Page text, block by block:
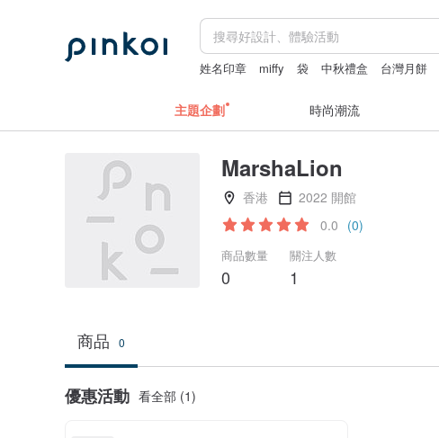
姓名印章 miffy 袋 中秋禮盒 台灣月餅
主題企劃 時尚潮流
MarshaLion
香港
2022 開館
0.0 (0)
商品數量
0
關注人數
1
商品 0
優惠活動 看全部 (1)